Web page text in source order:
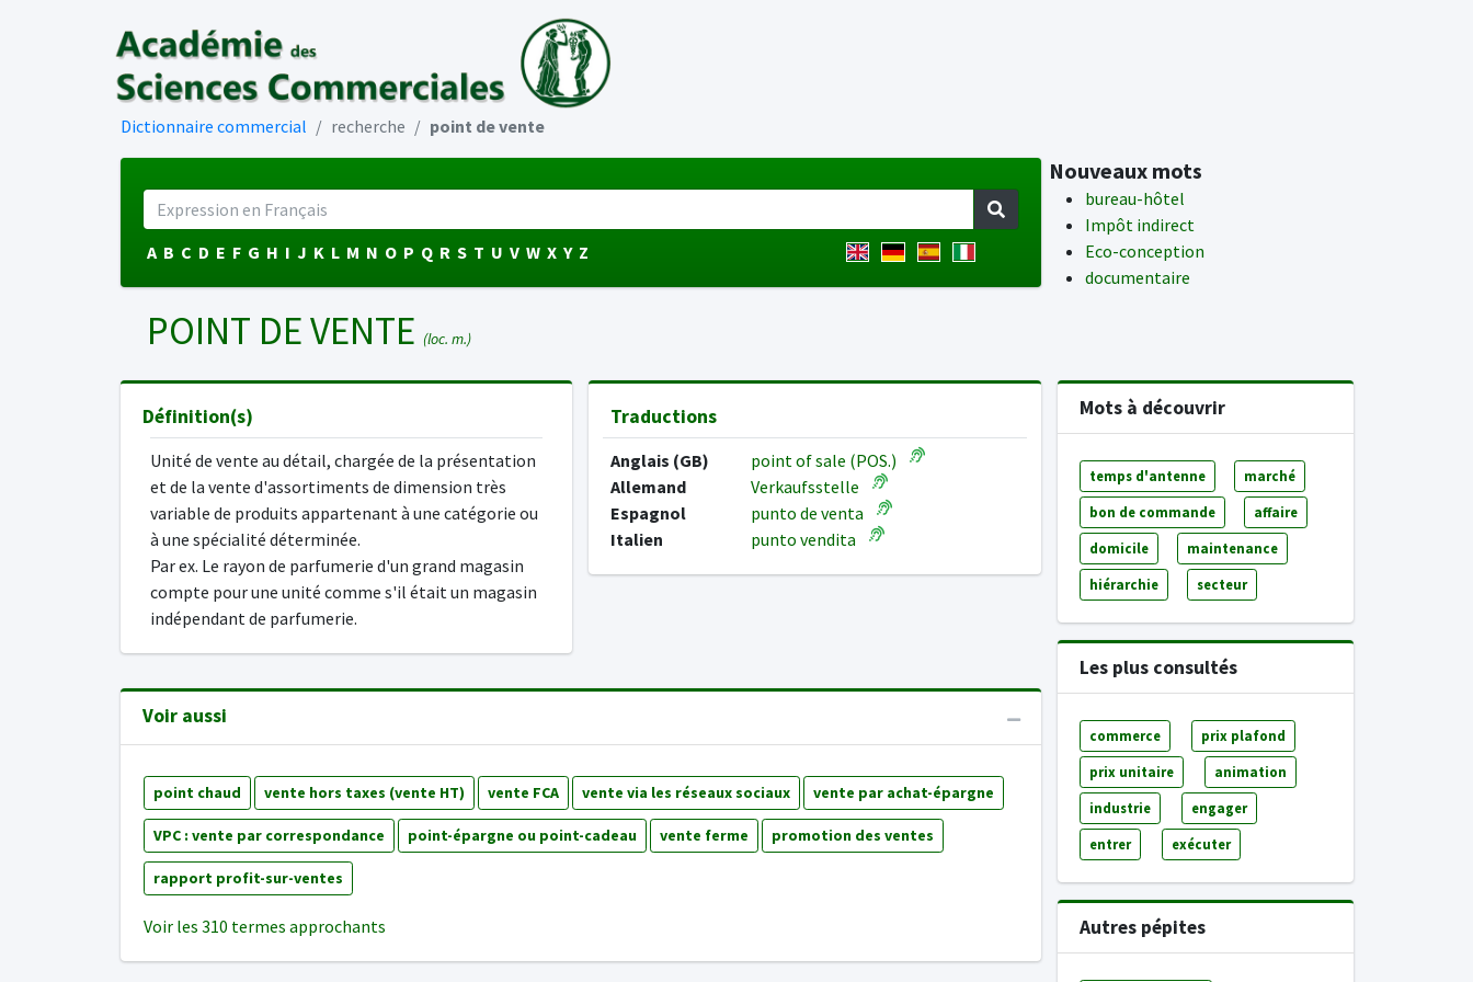
Dictionnaire commercial recherche point de vente
A B C D E F G H I J K L M N O P Q R S T U V W X Y Z
Nouveaux mots
bureau-hôtel
Impôt indirect
Eco-conception
documentaire
POINT DE VENTE (loc. m.)
Définition(s)
Unité de vente au détail, chargée de la présentation
et de la vente d'assortiments de dimension très
variable de produits appartenant à une catégorie ou
à une spécialité déterminée.
Par ex. Le rayon de parfumerie d'un grand magasin
compte pour une unité comme s'il était un magasin
indépendant de parfumerie.
Traductions
Anglais (GB)
point of sale (POS.)
Allemand
Verkaufsstelle
Espagnol
punto de venta
Italien
punto vendita
Voir aussi
point chaud vente hors taxes (vente HT) vente FCA vente via les réseaux sociaux vente par achat-épargne
VPC : vente par correspondance point-épargne ou point-cadeau vente ferme promotion des ventes
rapport profit-sur-ventes
Voir les 310 termes approchants
Mots à découvrir
temps d'antenne marché
bon de commande affaire
domicile maintenance
hiérarchie secteur
Les plus consultés
commerce prix plafond
prix unitaire animation
industrie engager
entrer exécuter
Autres pépites